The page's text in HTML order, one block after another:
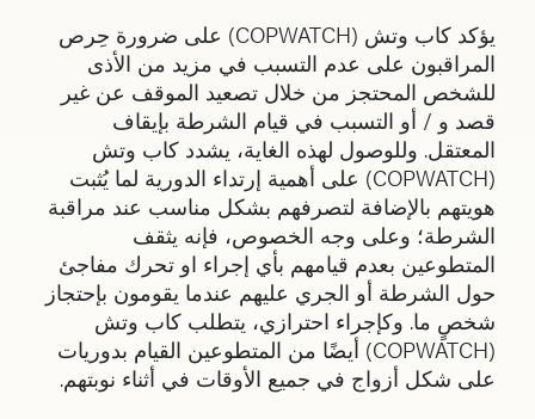
يؤكد كاب وتش (COPWATCH) على ضرورة حِرص
المراقبون على عدم التسبب في مزيد من الأذى
للشخص المحتجز من خلال تصعيد الموقف عن غير
قصد و / أو التسبب في قيام الشرطة بإيقاف
المعتقل. وللوصول لهذه الغاية، يشدد كاب وتش
(COPWATCH) على أهمية إرتداء الدورية لما يُثبت
هويتهم بالإضافة لتصرفهم بشكل مناسب عند مراقبة
الشرطة؛ وعلى وجه الخصوص، فإنه يثقف
المتطوعين بعدم قيامهم بأي إجراء او تحرك مفاجئ
حول الشرطة أو الجري عليهم عندما يقومون بإحتجاز
شخصٍ ما. وكإجراء احترازي، يتطلب كاب وتش
(COPWATCH) أيضًا من المتطوعين القيام بدوريات
على شكل أزواج في جميع الأوقات في أثناء نوبتهم.